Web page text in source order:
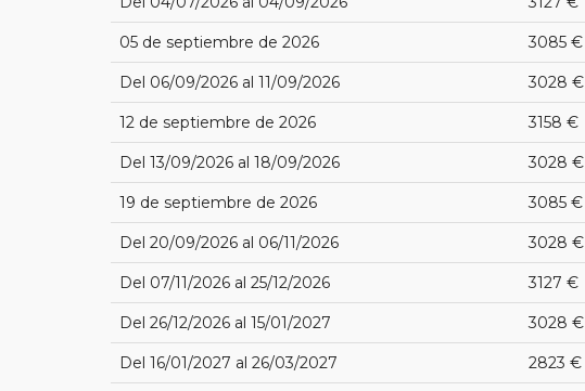
05 de septiembre de 2026 3085 €
Del 06/09/2026 al 11/09/2026 3028 €
12 de septiembre de 2026 3158 €
Del 13/09/2026 al 18/09/2026 3028 €
19 de septiembre de 2026 3085 €
Del 20/09/2026 al 06/11/2026 3028 €
Del 07/11/2026 al 25/12/2026 3127 €
Del 26/12/2026 al 15/01/2027 3028 €
Del 16/01/2027 al 26/03/2027 2823 €